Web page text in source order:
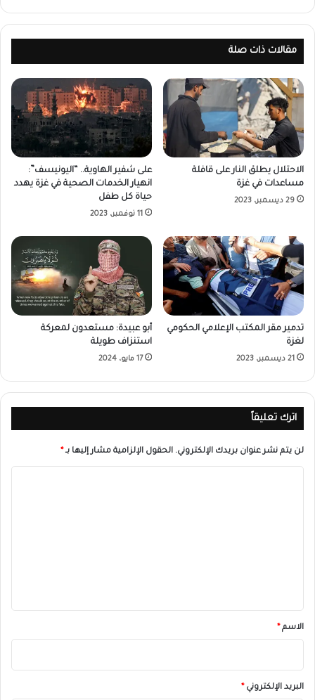
مقالات ذات صلة
الاحتلال يطلق النار على قافلة
مساعدات في غزة
29 ديسمبر، 2023
على شفير الهاوية.. “اليونيسف”:
انهيار الخدمات الصحية في غزة يهدد
حياة كل طفل
11 نوفمبر، 2023
تدمير مقر المكتب الإعلامي الحكومي
لغزة
21 ديسمبر، 2023
أبو عبيدة: مستعدون لمعركة
استنزاف طويلة
17 مايو، 2024
اترك تعليقاً
لن يتم نشر عنوان بريدك الإلكتروني. الحقول الإلزامية مشار إليها بـ*
*الاسم*
البريد الإلكتروني*